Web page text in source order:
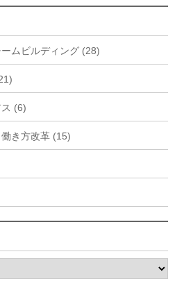
ムビルディング (28)
(6)
き方改革 (15)